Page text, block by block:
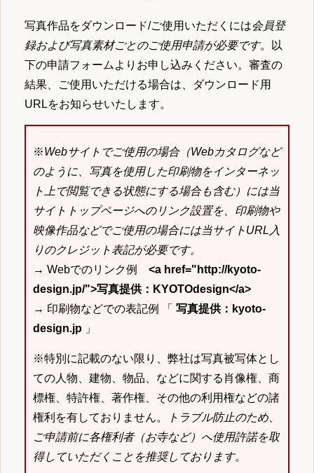
写真作品をダウンロード/ご使用いただくには会員登
録および写真素材ごとのご使用申請が必要です。以
下の申請フォームよりお申し込みください。審査の
結果、ご使用いただける場合は、ダウンロード用
URLをお知らせいたします。
※Webサイトでご使用の場合（Webカタログなど
のように、写真を使用した印刷物をインターネッ
ト上で閲覧できる状態にする場合も含む）には当
サイトトップページへのリンク設置を、印刷物や
映像作品などでご使用の場合には当サイトURL入
りのクレジット表記が必要です。
→ Webでのリンク例 <a href="http://kyoto-
design.jp/">写真提供：KYOTOdesign</a>
→ 印刷物などでの表記例 「 写真提供：kyoto-
design.jp 」
※特別に記載のない限り、弊社は写真被写体とし
ての人物、建物、物品、などに関する肖像権、商
標権、特許権、著作権、その他の利用権などの諸
権利を有しておりません。
トラブル防止のため、
ご申請前に各権利者（お寺など）へ使用許諾を取
得していただくことを推奨しております。